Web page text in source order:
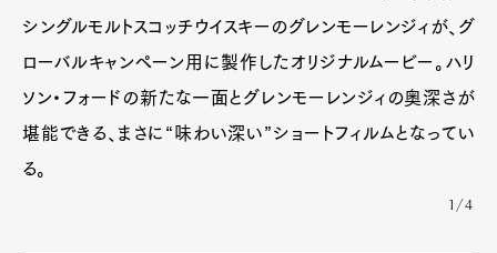
シングルモルトスコッチウイスキーのグレンモーレンジィが、グ
ローバルキャンペーン用に製作したオリジナルムービー。ハリ
ソン・フォードの新たな一面とグレンモーレンジィの奥深さが
堪能できる、まさに“味わい深い”ショートフィルムとなってい
る。
1/4